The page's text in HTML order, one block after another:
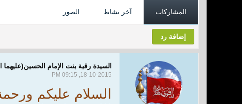
المشاركات آخر نشاط الصور
إضافة رد
السيدة رقية بنت الإمام
18-10-2015, 09:15 PM
السلام عليكم